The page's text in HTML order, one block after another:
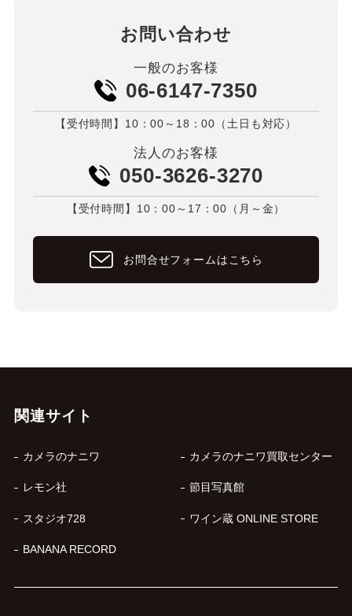
お問い合わせ
一般のお客様
06-6147-7350
【受付時間】10：00～18：00（土日も対応）
法人のお客様
050-3626-3270
【受付時間】10：00～17：00（月～金）
お問合せフォームはこちら
関連サイト
カメラのナニワ カメラのナニワ買取センター
レモン社 節目写真館
スタジオ728 ワイン蔵 ONLINE STORE
BANANA RECORD